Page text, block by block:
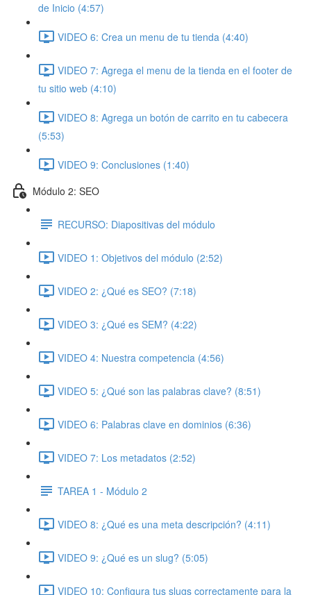
de Inicio (4:57)
VIDEO 6: Crea un menu de tu tienda (4:40)
VIDEO 7: Agrega el menu de la tienda en el footer de
tu sitio web (4:10)
VIDEO 8: Agrega un botón de carrito en tu cabecera
(5:53)
VIDEO 9: Conclusiones (1:40)
Módulo 2: SEO
RECURSO: Diapositivas del módulo
VIDEO 1: Objetivos del módulo (2:52)
VIDEO 2: ¿Qué es SEO? (7:18)
VIDEO 3: ¿Qué es SEM? (4:22)
VIDEO 4: Nuestra competencia (4:56)
VIDEO 5: ¿Qué son las palabras clave? (8:51)
VIDEO 6: Palabras clave en dominios (6:36)
VIDEO 7: Los metadatos (2:52)
TAREA 1 - Módulo 2
VIDEO 8: ¿Qué es una meta descripción? (4:11)
VIDEO 9: ¿Qué es un slug? (5:05)
VIDEO 10: Configura tus slugs correctamente para la